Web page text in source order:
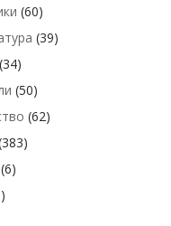
(60)
(39)
(34)
(50)
(62)
(6)